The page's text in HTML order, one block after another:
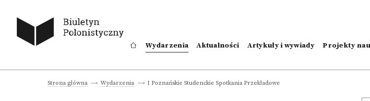
Wydarzenia Aktualności Artykuły i wywiady Projekty
Strona główna Wydarzenia I Poznańskie Studenckie Spotkania Przekładowe